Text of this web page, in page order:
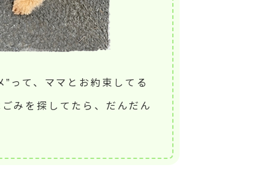
って、ママとお約束してる
みを探してたら、だんだん